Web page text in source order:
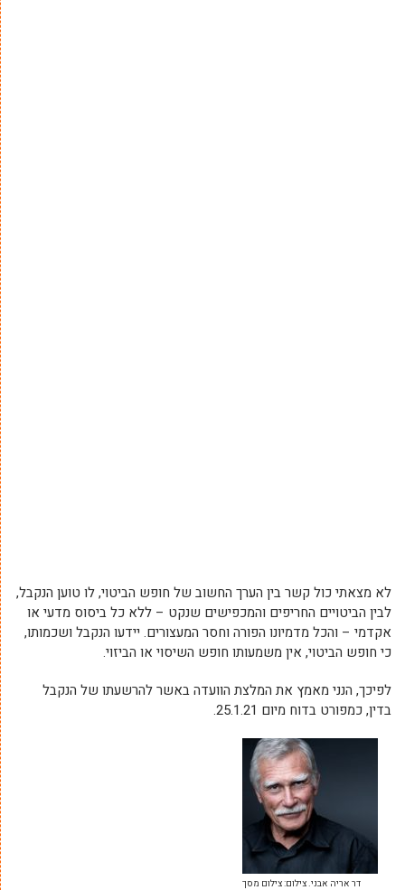
לא מצאתי כול קשר בין הערך החשוב של חופש הביטוי, לו טוען הנקבל,
לבין הביטויים החריפים והמכפישים שנקט – ללא כל ביסוס מדעי או
אקדמי – והכל מדמיונו הפורה וחסר המעצורים. יידעו הנקבל ושכמותו,
כי חופש הביטוי, אין משמעותו חופש השיסוי או הביזוי.
לפיכך, הנני מאמץ את המלצת הוועדה באשר להרשעתו של הנקבל
בדין, כמפורט בדוח מיום 25.1.21.
דר אריה אבני. צילום: צילום מסך